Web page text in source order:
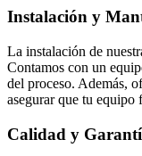
Instalación y
La instalación de
Contamos con un
del proceso. Además,
asegurar que tu equipo
Calidad y